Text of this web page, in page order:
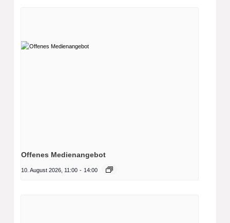
Offenes Medienangebot
10. August 2026, 11:00 - 14:00